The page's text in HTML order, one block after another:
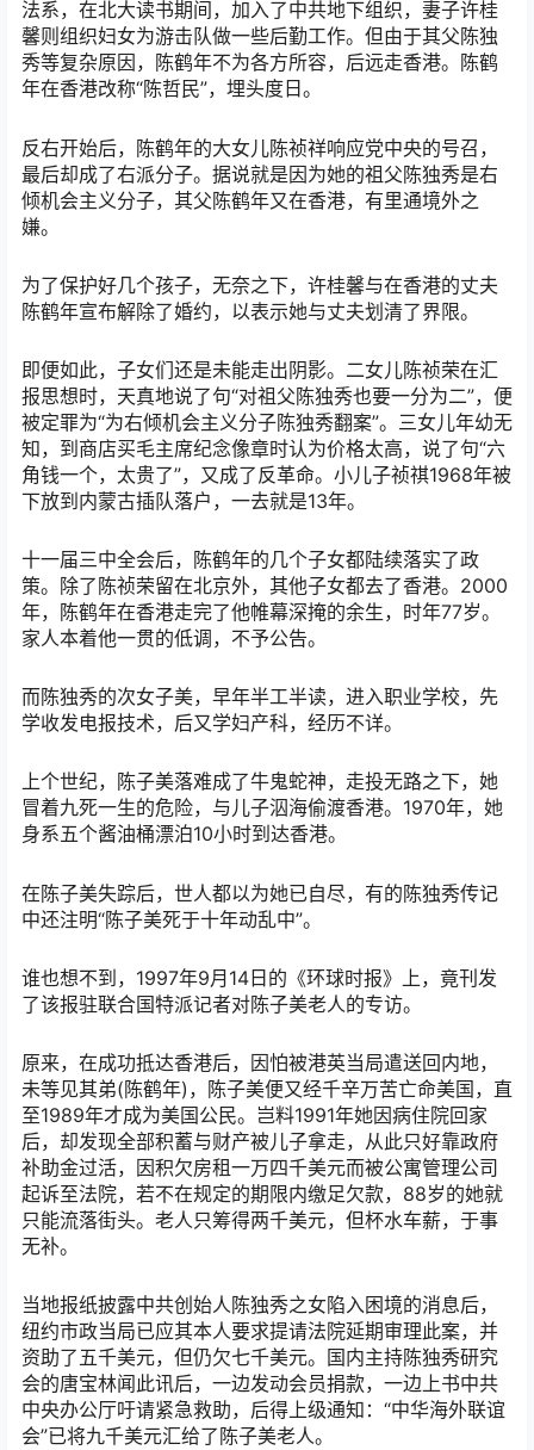
法系，在北大读书期间，加入了中共地下组织，妻子许桂
馨则组织妇女为游击队做一些后勤工作。但由于其父陈独
秀等复杂原因，陈鹤年不为各方所容，后远走香港。陈鹤
年在香港改称“陈哲民”，埋头度日。
反右开始后，陈鹤年的大女儿陈祯祥响应党中央的号召，
最后却成了右派分子。据说就是因为她的祖父陈独秀是右
倾机会主义分子，其父陈鹤年又在香港，有里通境外之
嫌。
为了保护好几个孩子，无奈之下，许桂馨与在香港的丈夫
陈鹤年宣布解除了婚约，以表示她与丈夫划清了界限。
即便如此，子女们还是未能走出阴影。二女儿陈祯荣在汇
报思想时，天真地说了句“对祖父陈独秀也要一分为二”，便
被定罪为“为右倾机会主义分子陈独秀翻案”。三女儿年幼无
知，到商店买毛主席纪念像章时认为价格太高，说了句“六
角钱一个，太贵了”，又成了反革命。小儿子祯祺1968年被
下放到内蒙古插队落户，一去就是13年。
十一届三中全会后，陈鹤年的几个子女都陆续落实了政
策。除了陈祯荣留在北京外，其他子女都去了香港。2000
年，陈鹤年在香港走完了他帷幕深掩的余生，时年77岁。
家人本着他一贯的低调，不予公告。
而陈独秀的次女子美，早年半工半读，进入职业学校，先
学收发电报技术，后又学妇产科，经历不详。
上个世纪，陈子美落难成了牛鬼蛇神，走投无路之下，她
冒着九死一生的危险，与儿子泅海偷渡香港。1970年，她
身系五个酱油桶漂泊10小时到达香港。
在陈子美失踪后，世人都以为她已自尽，有的陈独秀传记
中还注明“陈子美死于十年动乱中”。
谁也想不到，1997年9月14日的《环球时报》上，竟刊发
了该报驻联合国特派记者对陈子美老人的专访。
原来，在成功抵达香港后，因怕被港英当局遣送回内地，
未等见其弟(陈鹤年)，陈子美便又经千辛万苦亡命美国，直
至1989年才成为美国公民。岂料1991年她因病住院回家
后，却发现全部积蓄与财产被儿子拿走，从此只好靠政府
补助金过活，因积欠房租一万四千美元而被公寓管理公司
起诉至法院，若不在规定的期限内缴足欠款，88岁的她就
只能流落街头。老人只筹得两千美元，但杯水车薪，于事
无补。
当地报纸披露中共创始人陈独秀之女陷入困境的消息后，
纽约市政当局已应其本人要求提请法院延期审理此案，并
资助了五千美元，但仍欠七千美元。国内主持陈独秀研究
会的唐宝林闻此讯后，一边发动会员捐款，一边上书中共
中央办公厅吁请紧急救助，后得上级通知：“中华海外联谊
会”已将九千美元汇给了陈子美老人。